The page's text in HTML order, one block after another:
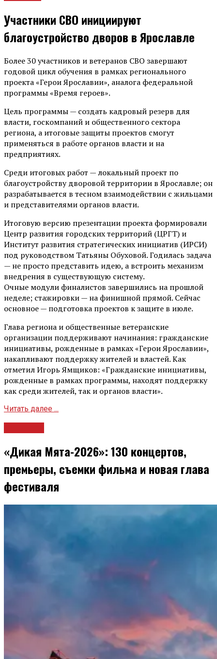
Участники СВО инициируют
благоустройство дворов в Ярославле
Более 30 участников и ветеранов СВО завершают
годовой цикл обучения в рамках регионального
проекта «Герои Ярославии», аналога федеральной
программы «Время героев».
Цель программы — создать кадровый резерв для
власти, госкомпаний и общественного сектора
региона, а итоговые защиты проектов смогут
применяться в работе органов власти и на
предприятиях.
Среди итоговых работ — локальный проект по
благоустройству дворовой территории в Ярославле; он
разрабатывается в тесном взаимодействии с жильцами
и представителями органов власти.
Итоговую версию презентации проекта формировали
Центр развития городских территорий (ЦРГТ) и
Институт развития стратегических инициатив (ИРСИ)
под руководством Татьяны Обуховой. Годилась задача
— не просто представить идею, а встроить механизм
внедрения в существующую систему.
Очные модули финалистов завершились на прошлой
неделе; стажировки — на финишной прямой. Сейчас
основное — подготовка проектов к защите в июле.
Глава региона и общественные ветеранские
организации поддерживают начинания: гражданские
инициативы, рожденные в рамках «Герои Ярославии»,
накапливают поддержку жителей и властей. Как
отметил Игорь Ямщиков: «Гражданские инициативы,
рожденные в рамках программы, находят поддержку
как среди жителей, так и органов власти».
Читать далее ...
«Дикая Мята-2026»: 130 концертов,
премьеры, съемки фильма и новая глава
фестиваля